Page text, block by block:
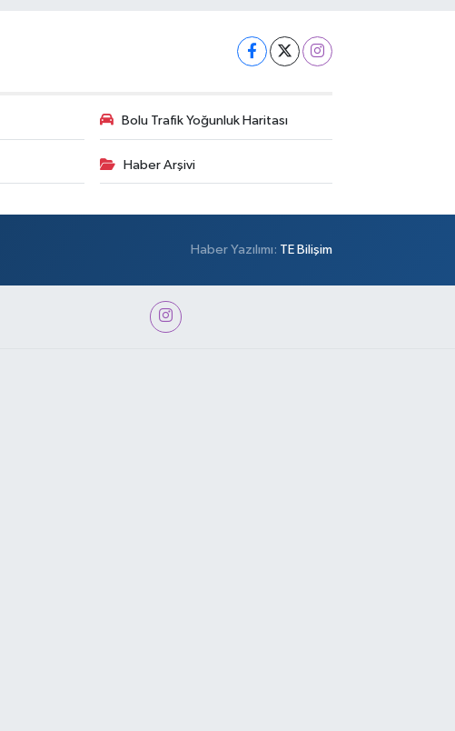
Bolu Trafik Yoğunluk Haritası
Haber Arşivi
Haber Yazılımı: TE Bilişim